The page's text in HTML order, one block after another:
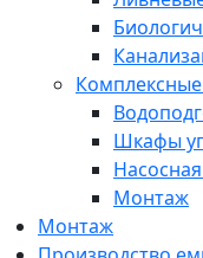
Шкафы
Монтаж
Монтаж